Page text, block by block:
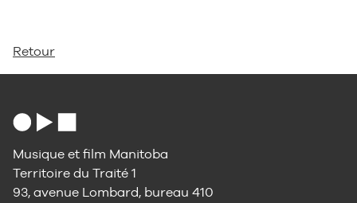
Retour
Musique et film Manitoba
Territoire du Traité 1
93, avenue Lombard, bureau 410